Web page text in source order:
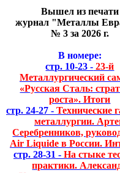
Вышел из печати
журнал "Металлы
№ 3 за 2026 г.
В номере:
стр. 10-23 - 23-й
Металлургический
«Русская Сталь:
роста». Итоги
стр. 24-27 - Технические
металлургии.
Серебренников,
Air Liquide в России.
стр. 28-31 - На стыке
практики.